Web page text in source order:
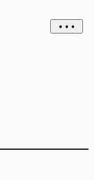
• • •